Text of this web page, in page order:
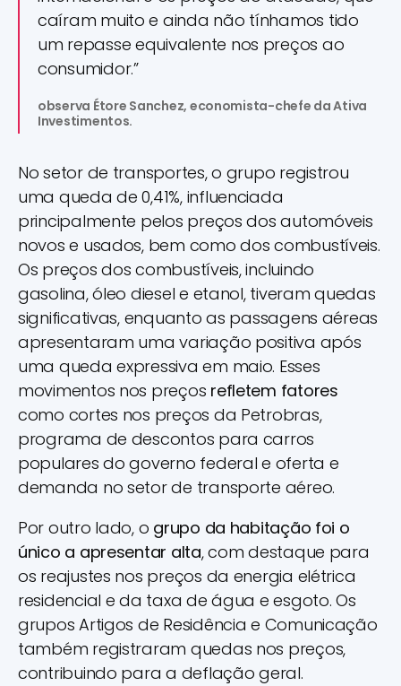
caíram muito e ainda não tínhamos tido
um repasse equivalente nos preços ao
consumidor.”
observa Étore Sanchez, economista-chefe da Ativa
Investimentos.
No setor de transportes, o grupo registrou
uma queda de 0,41%, influenciada
principalmente pelos preços dos automóveis
novos e usados, bem como dos combustíveis.
Os preços dos combustíveis, incluindo
gasolina, óleo diesel e etanol, tiveram quedas
significativas, enquanto as passagens aéreas
apresentaram uma variação positiva após
uma queda expressiva em maio. Esses
movimentos nos preços refletem fatores
como cortes nos preços da Petrobras,
programa de descontos para carros
populares do governo federal e oferta e
demanda no setor de transporte aéreo.
Por outro lado, o grupo da habitação foi o
único a apresentar alta, com destaque para
os reajustes nos preços da energia elétrica
residencial e da taxa de água e esgoto. Os
grupos Artigos de Residência e Comunicação
também registraram quedas nos preços,
contribuindo para a deflação geral.